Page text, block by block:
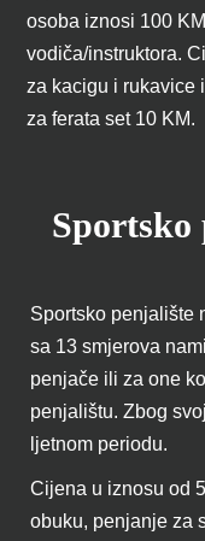
osoba iznosi 100
vodiča/instruktora.
za kacigu i rukavice
za ferata set 10 KM.
Sportsko
Sportsko penjalište
sa 13 smjerova
penjače ili za one
penjalištu. Zbog
ljetnom periodu.
Cijena u iznosu od
obuku, penjanje za